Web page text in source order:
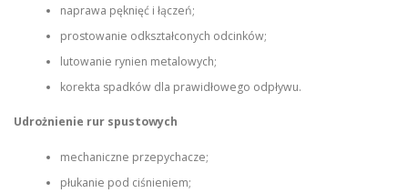
naprawa pęknięć i łączeń;
prostowanie odkształconych odcinków;
lutowanie rynien metalowych;
korekta spadków dla prawidłowego odpływu.
Udrożnienie rur spustowych
mechaniczne przepychacze;
płukanie pod ciśnieniem;